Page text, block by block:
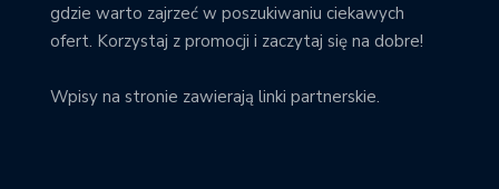
gdzie warto zajrzeć w poszukiwaniu ciekawych
ofert. Korzystaj z promocji i zaczytaj się na dobre!
Wpisy na stronie zawierają linki partnerskie.